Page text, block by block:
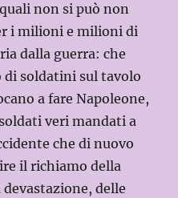
non si può non
i milioni e milioni di
dalla guerra: che
di soldatini sul tavolo
a fare Napoleone,
veri mandati a
che di nuovo
il richiamo della
delle